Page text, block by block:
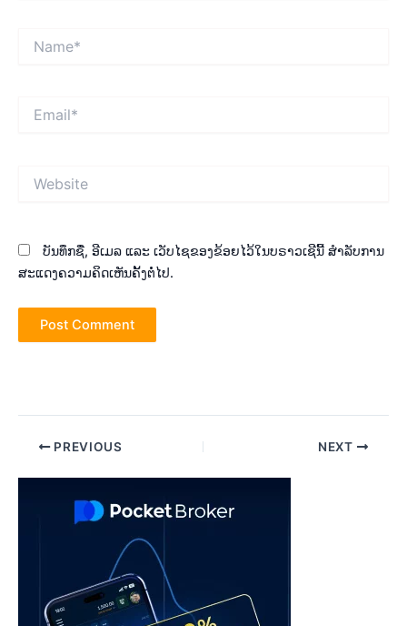
ບັນທຶກຊື່, ອີເມລ ແລະ ເວັບໄຊຂອງຂ້ອຍໄວ້ໃນບຣາວເຊີນີ້ ສຳລັບການ
ສະແດງຄວາມຄິດເຫັນຄັ້ງຕໍ່ໄປ.
Post PREVIOUS NEXT